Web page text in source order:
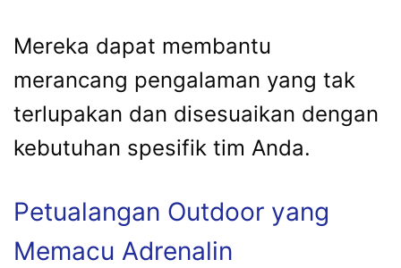
Mereka dapat membantu
merancang pengalaman yang tak
terlupakan dan disesuaikan dengan
kebutuhan spesifik tim Anda.
Petualangan Outdoor yang
Memacu Adrenalin